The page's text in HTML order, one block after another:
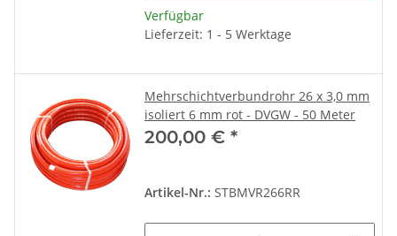
Verfügbar
Lieferzeit: 1 - 5 Werktage
Mehrschichtverbundrohr 26 x 3,0 mm
isoliert 6 mm rot - DVGW - 50 Meter
200,00 € *
Artikel-Nr.: STBMVR266RR